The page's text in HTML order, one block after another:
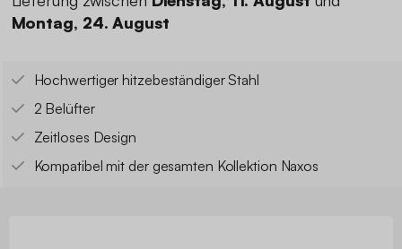
Montag, 24. August
Hochwertiger hitzebeständiger Stahl
2 Belüfter
Zeitloses Design
Kompatibel mit der gesamten Kollektion Naxos